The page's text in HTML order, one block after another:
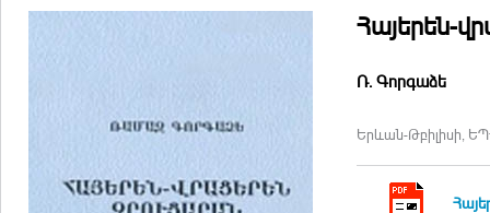
Հայերեն-
Ռ. Գորգաձե
Երևան-Թբիլիսի,